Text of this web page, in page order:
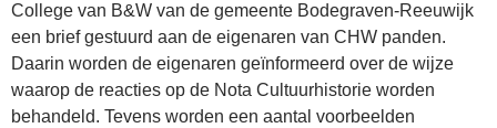
College van B&W van de gemeente Bodegraven-Reeuwijk
een brief gestuurd aan de eigenaren van CHW panden.
Daarin worden de eigenaren geïnformeerd over de wijze
waarop de reacties op de Nota Cultuurhistorie worden
behandeld. Tevens worden een aantal voorbeelden